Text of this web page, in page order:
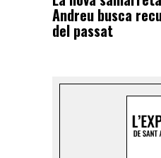
Andreu busca
del passat